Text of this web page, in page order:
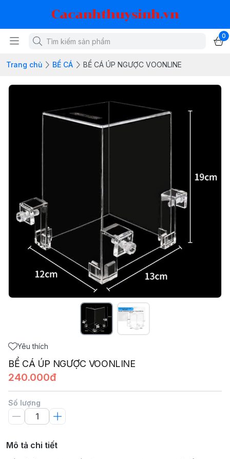
Cacanhthuysinh.vn
0
Trang chủ BỂ CÁ BỂ CÁ ÚP NGƯỢC VOONLINE
Yêu thích
BỂ CÁ ÚP NGƯỢC VOONLINE
240.000đ
Số lượng
Mô tả chi tiết